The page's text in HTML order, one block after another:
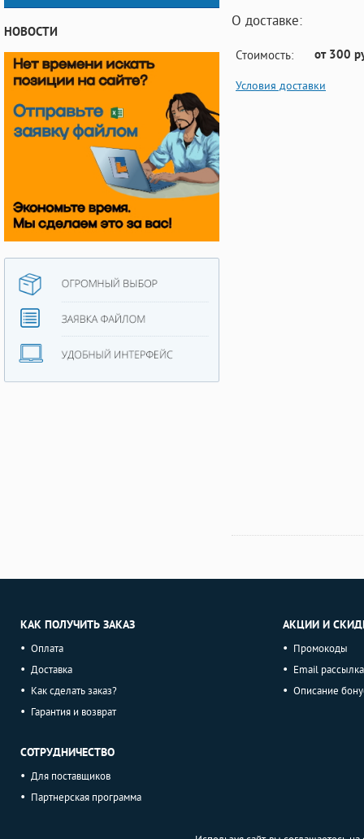
НОВОСТИ
О доставке:
Стоимость: от 300
Условия доставки
КАК ПОЛУЧИТЬ ЗАКАЗ
Оплата
Доставка
Как сделать заказ?
Гарантия и возврат
СОТРУДНИЧЕСТВО
Для поставщиков
Партнерская программа
АКЦИИ И
Промокоды
Email рассылка
Описание